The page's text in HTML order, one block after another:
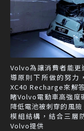
Volvo為讓消費者能更
導原則下所做的努力
XC40 Recharge來解
睹Volvo電動車高強度
降低電池被刺穿的風
模組結構，結合三層
Volvo提供